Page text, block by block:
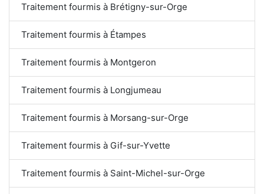
Traitement fourmis à Brétigny-sur-Orge
Traitement fourmis à Étampes
Traitement fourmis à Montgeron
Traitement fourmis à Longjumeau
Traitement fourmis à Morsang-sur-Orge
Traitement fourmis à Gif-sur-Yvette
Traitement fourmis à Saint-Michel-sur-Orge